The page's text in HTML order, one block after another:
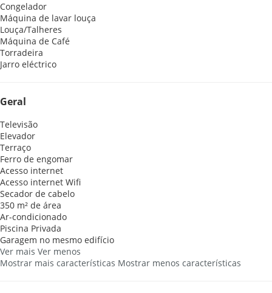
Congelador
Máquina de lavar louça
Louça/Talheres
Máquina de Café
Torradeira
Jarro eléctrico
Geral
Televisão
Elevador
Terraço
Ferro de engomar
Acesso internet
Acesso internet Wifi
Secador de cabelo
350 m² de área
Ar-condicionado
Piscina Privada
Garagem no mesmo edifício
Ver mais Ver menos
Mostrar mais características Mostrar menos características